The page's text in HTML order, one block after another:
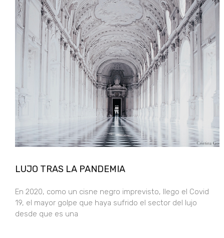
LUJO TRAS LA PANDEMIA
En 2020, como un cisne negro imprevisto, llego el Covid
19, el mayor golpe que haya sufrido el sector del lujo
desde que es una